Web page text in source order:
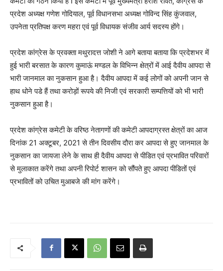
प्रदेश अध्यक्ष गणेश गोदियाल, पूर्व विधानसभा अध्यक्ष गोविन्द सिंह कुंजवाल,
उपनेता प्रतिपक्ष करण महरा एवं पूर्व विधायक संजीव आर्य सदस्य होंगे।
प्रदेश कांग्रेस के प्रवक्ता मथुरादत्त जोशी ने आगे बताया बताया कि प्रदेशभर में
हुई भारी बरसात के कारण कुमाऊं मण्डल के विभिन्न क्षेत्रों में आई दैवीय आपदा से
भारी जानमाल का नुकसान हुआ है। दैवीय आपदा में कई लोगों को अपनी जान से
हाथ धोने पडे हैं तथा करोड़ों रूपये की निजी एवं सरकारी सम्पत्तियों को भी भारी
नुकसान हुआ है।
प्रदेश कांग्रेस कमेटी के वरिष्ठ नेतागणों की कमेटी आपदाग्रस्त क्षेत्रों का आज
दिनांक 21 अक्टूबर, 2021 से तीन दिवसीय दौरा कर आपदा से हुए जानमाल के
नुकसान का जायजा लेने के साथ ही दैवीय आपदा से पीडित एवं प्रभावित परिवारों
से मुलाकात करेंगे तथा अपनी रिपोर्ट शासन को सौंपते हुए आपदा पीडितों एवं
प्रभावितों को उचित मुआबजे की मांग करेंगे।